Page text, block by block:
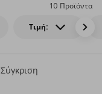
Τιμή:
10 Προϊόντα
Σύγκριση